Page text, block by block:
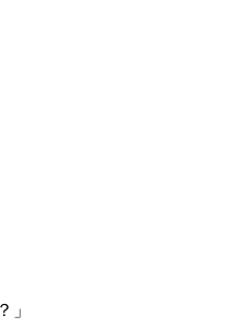
」